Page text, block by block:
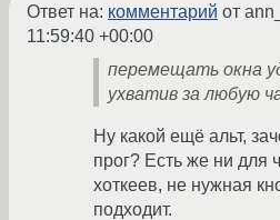
Ответ на: комментарий от
11:59:40 +00:00
перемещать окна
ухватив за любую
Ну какой ещё альт,
прог? Есть же ни для
хоткеев, не нужная
подходит.